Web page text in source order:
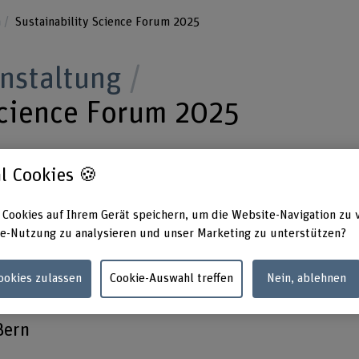
Sustainability Science Forum 2025
Forum 2025
Transformation zur Netto-Null-
Science Forum diskutiert Chancen,
Gerechtigkeit, Innovation und
Cookies 🍪
Cookies auf Ihrem Gerät speichern, um die Website-Navigation zu
Nutzung zu analysieren und unser Marketing zu unterstützen?
zulassen Cookie-Auswahl treffen Nein, ablehnen